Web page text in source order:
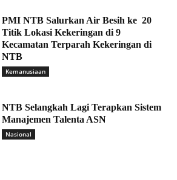
PMI NTB Salurkan Air Besih ke 20
Titik Lokasi Kekeringan di 9
Kecamatan Terparah Kekeringan di
NTB
Kemanusiaan
NTB Selangkah Lagi Terapkan Sistem
Manajemen Talenta ASN
Nasional